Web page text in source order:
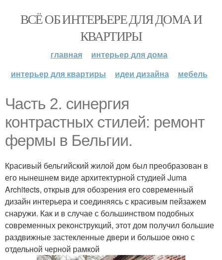
ВСЁ ОБ ИНТЕРЬЕРЕ ДЛЯ ДОМА И
КВАРТИРЫ
главная
интерьер для дома
интерьер для квартиры
идеи дизайна мебель
Часть 2. синергия
контрастных стилей: ремонт
фермы в Бельгии.
Красивый бельгийский жилой дом был преобразован в
его нынешнем виде архитектурной студией Juma
Architects, открыв для обозрения его современный
дизайн интерьера и соединяясь с красивым пейзажем
снаружи. Как и в случае с большинством подобных
современных реконструкций, этот дом получил большие
раздвижные застекленные двери и большое окно с
отдельной черной рамкой